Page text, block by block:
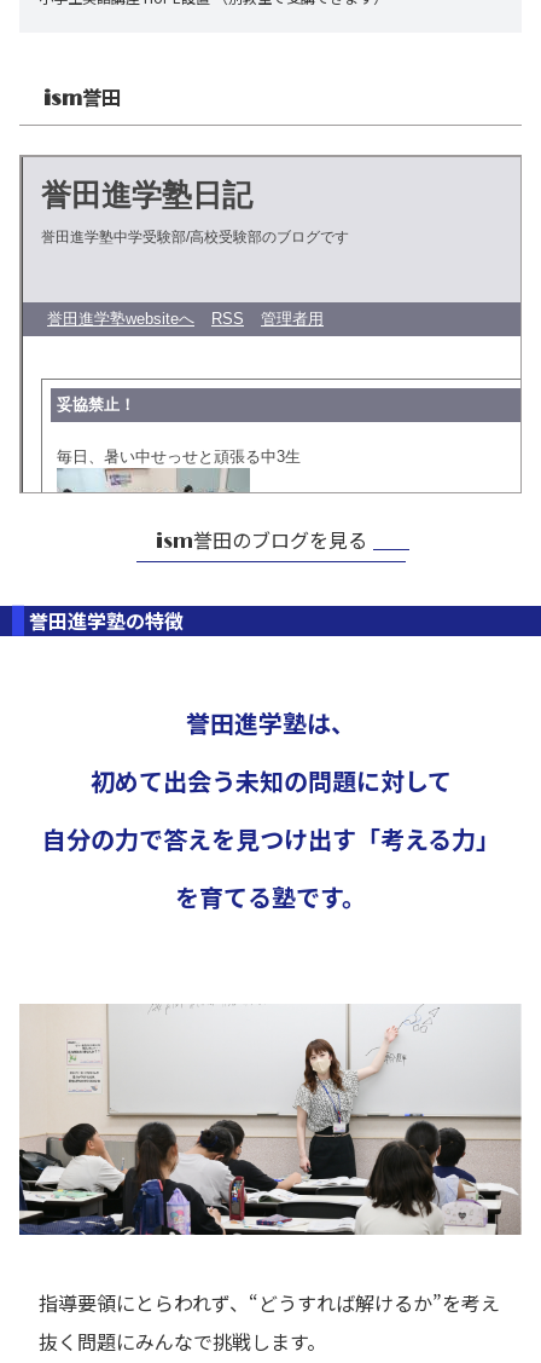
ism誉田
ism誉田のブログを見る
誉田進学塾の特徴
誉田進学塾は、
初めて出会う未知の問題に対して
自分の力で答えを見つけ出す「考える力」
を育てる塾です。
指導要領にとらわれず、“どうすれば解けるか”を考え
抜く問題にみんなで挑戦します。